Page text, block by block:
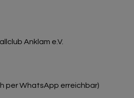
Anklam e.V.
per WhatsApp erreichbar)